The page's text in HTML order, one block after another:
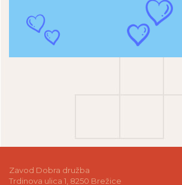
Zavod Dobra družba
Trdinova ulica 1, 8250 Brežice